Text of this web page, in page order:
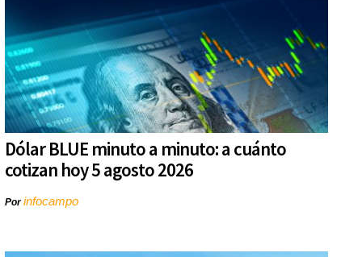
Dólar BLUE minuto a minuto: a cuánto
cotizan hoy 5 agosto 2026
Porinfocampo